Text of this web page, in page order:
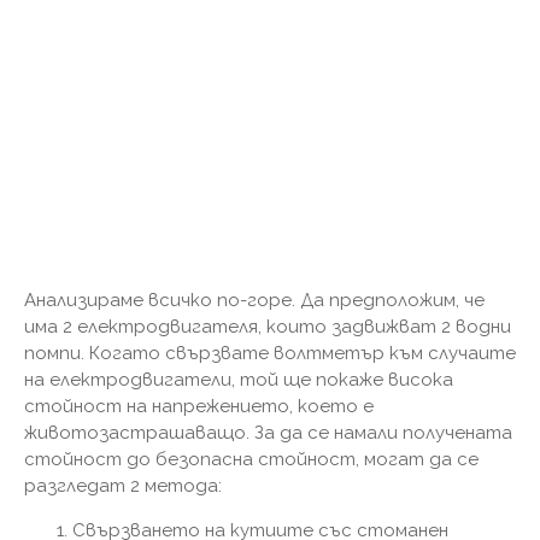
Анализираме всичко по-горе. Да предположим, че
има 2 електродвигателя, които задвижват 2 водни
помпи. Когато свързвате волтметър към случаите
на електродвигатели, той ще покаже висока
стойност на напрежението, което е
животозастрашаващо. За да се намали получената
стойност до безопасна стойност, могат да се
разгледат 2 метода:
Свързването на кутиите със стоманен